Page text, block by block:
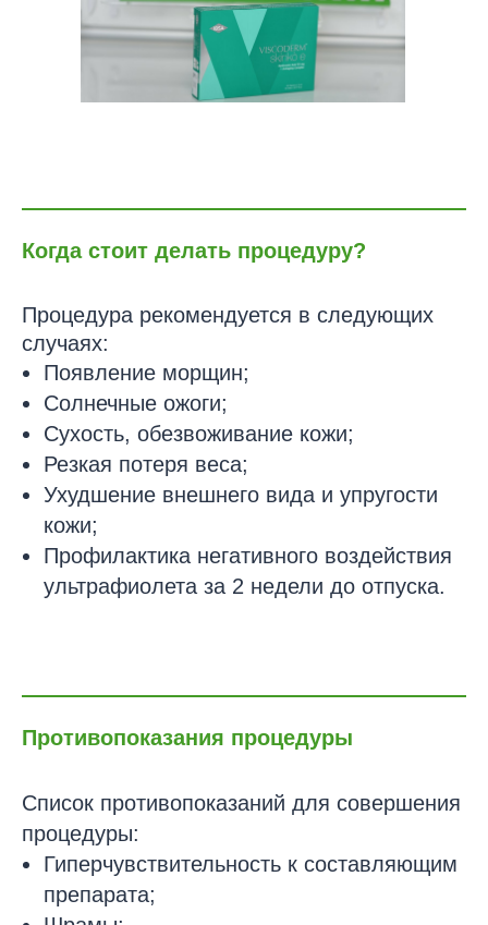
Когда стоит делать процедуру?
Процедура рекомендуется в следующих
случаях:
Появление морщин;
Солнечные ожоги;
Сухость, обезвоживание кожи;
Резкая потеря веса;
Ухудшение внешнего вида и упругости
кожи;
Профилактика негативного воздействия
ультрафиолета за 2 недели до отпуска.
Противопоказания процедуры
Список противопоказаний для совершения
процедуры:
Гиперчувствительность к составляющим
препарата;